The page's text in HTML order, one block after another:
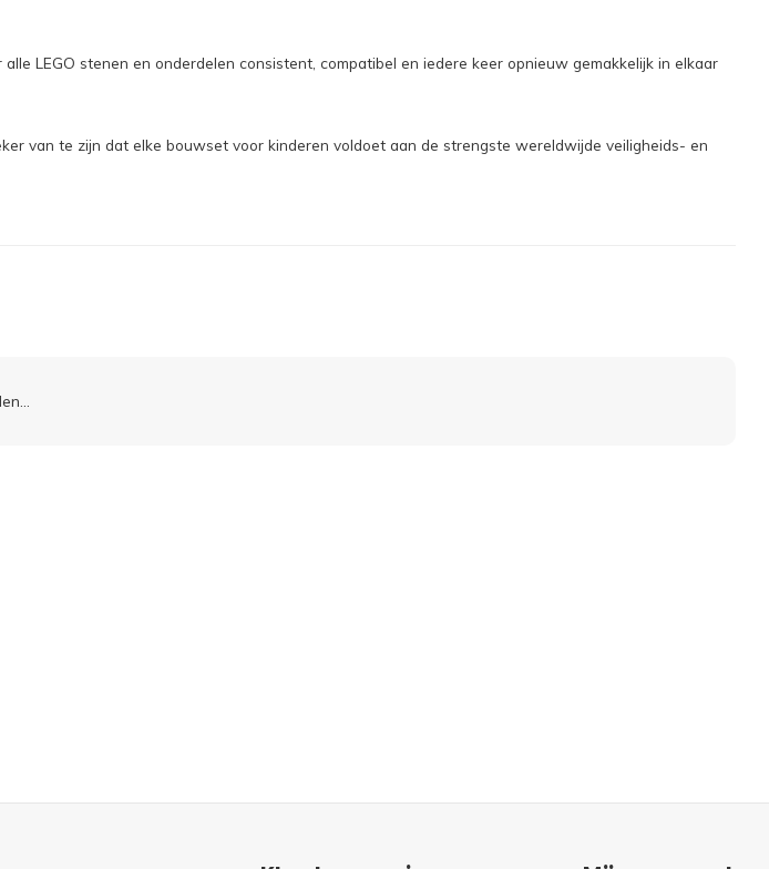
LEGO stenen en onderdelen consistent, compatibel en iedere keer opnieuw gemakkelijk in elkaar
van te zijn dat elke bouwset voor kinderen voldoet aan de strengste wereldwijde veiligheids- en